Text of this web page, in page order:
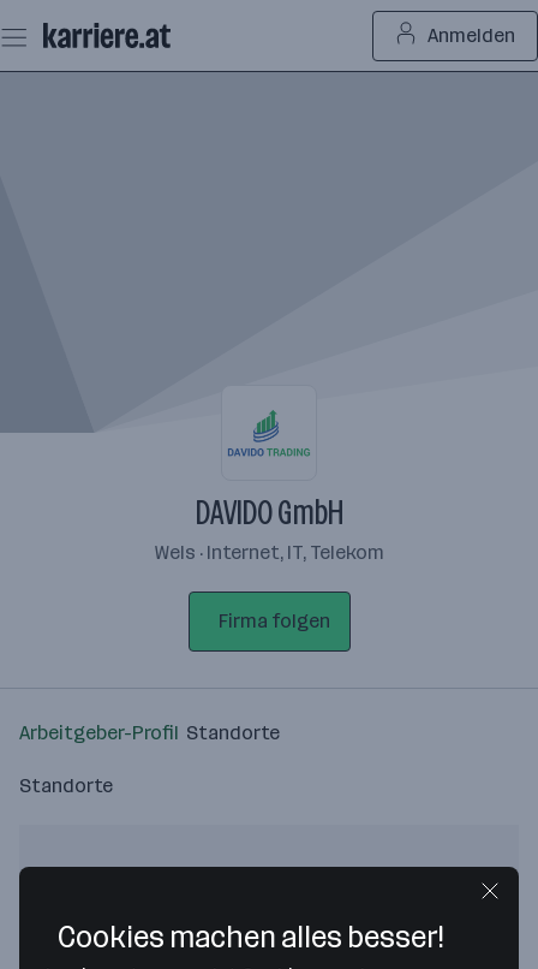
Seiteninhalt
springen
Anmelden
DAVIDO GmbH
Wels · Internet, IT, Telekom
Firma folgen
Arbeitgeber-Profil Standorte
Standorte
Bitte stimme unseren Cookie-
Cookies machen alles besser!